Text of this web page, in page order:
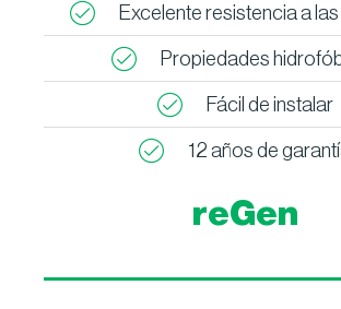
Excelente resistencia a
Propiedades
Fácil de instalar
12 años de
reGen